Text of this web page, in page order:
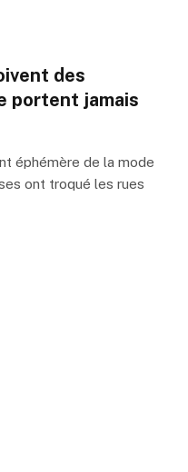
des
portent jamais
éphémère de la mode
ont troqué les rues